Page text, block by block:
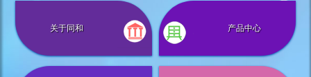
关于同和 产品中心